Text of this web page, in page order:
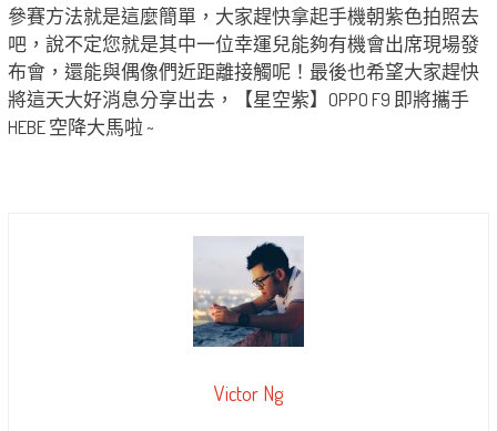
參賽方法就是這麼簡單，大家趕快拿起手機朝紫色拍照去
吧，說不定您就是其中一位幸運兒能夠有機會出席現場發
布會，還能與偶像們近距離接觸呢！最後也希望大家趕快
將這天大好消息分享出去，【星空紫】OPPO F9 即將攜手
HEBE 空降大馬啦 ~
Victor Ng